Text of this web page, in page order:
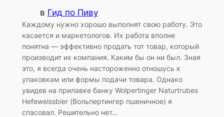
в Гид по Пиву
Каждому нужно хорошо выполнят свою работу. Это
касается и маркетологов. Их работа вполне
понятна — эффективно продать тот товар, который
производит их компания. Каким бы он ни был. Зная
это, я всегда очень настороженно отношусь к
упаковкам или формы подачи товара. Однако
увидев на прилавке банку Wolpertinger Naturtrubes
Hefeweissbier (Вольпертингер пшеничное) я
спасовал. Решительно нет…